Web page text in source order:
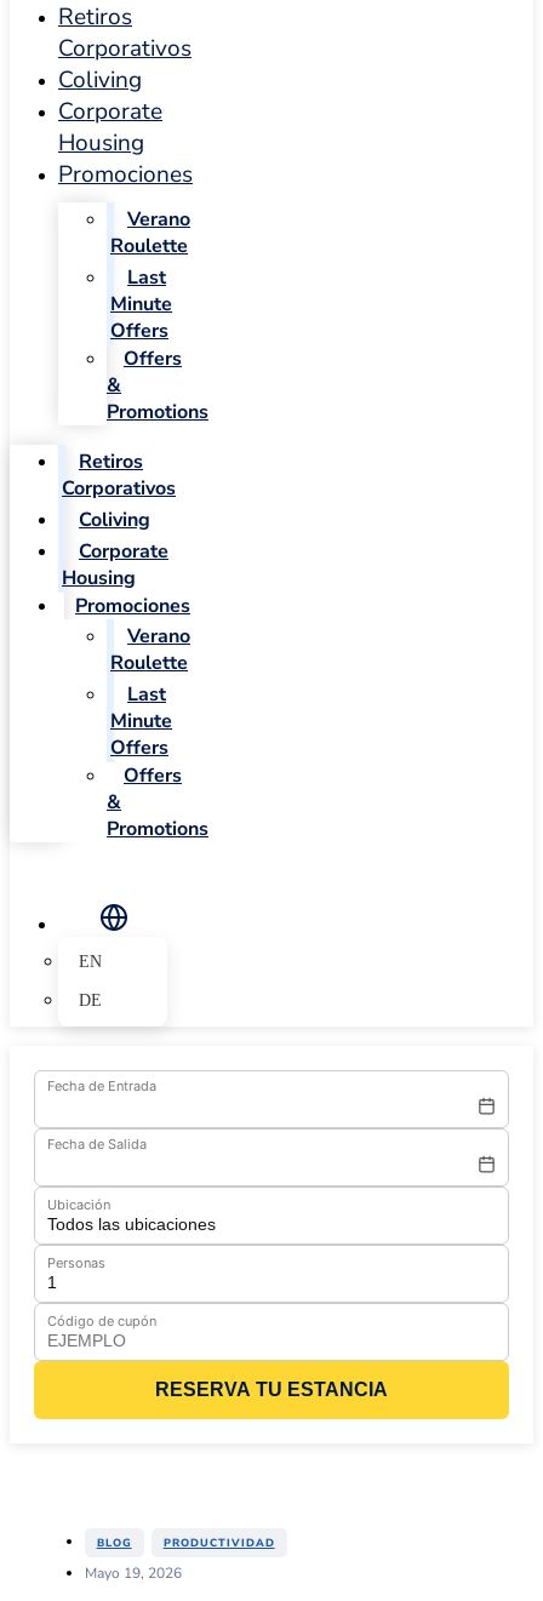
Retiros
Corporativos
Coliving
Corporate
Housing
Promociones
Verano
Roulette
Last
Minute
Offers
Offers
&
Promotions
Retiros
Corporativos
Coliving
Corporate
Housing
Promociones
Verano
Roulette
Last
Minute
Offers
Offers
&
Promotions
EN
DE
Fecha de Entrada
Fecha de Salida
Ubicación
Personas
Código de cupón
RESERVA TU ESTANCIA
BLOG PRODUCTIVIDAD
Mayo 19, 2026